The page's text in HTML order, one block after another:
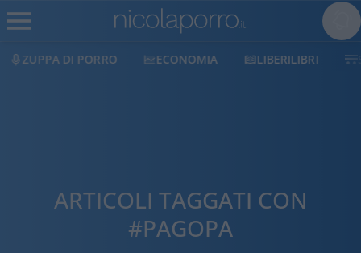
ZUPPA DI PORRO ECONOMIA LIBERILIBRI
ARTICOLI TAGGATI CON
#PAGOPA